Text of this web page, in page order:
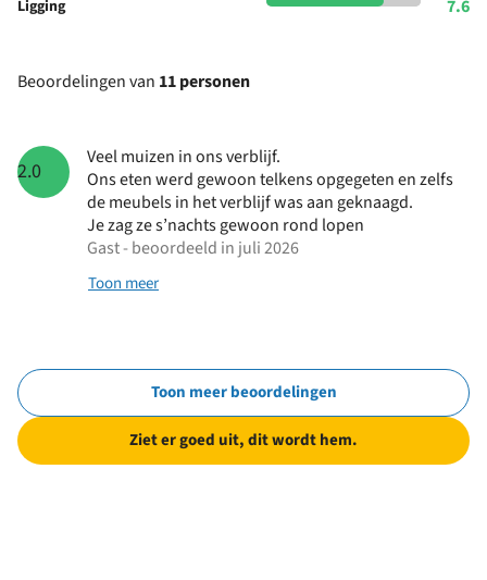
Ligging 7.6
Beoordelingen van 11 personen
2.0
Veel muizen in ons verblijf.
Ons eten werd gewoon telkens opgegeten en zelfs
de meubels in het verblijf was aan geknaagd.
Je zag ze s’nachts gewoon rond lopen
Gast - beoordeeld in juli 2026
Toon meer
Toon meer beoordelingen
Ziet er goed uit, dit wordt hem.